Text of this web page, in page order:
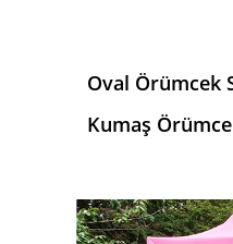
Oval Örümcek
Kumaş